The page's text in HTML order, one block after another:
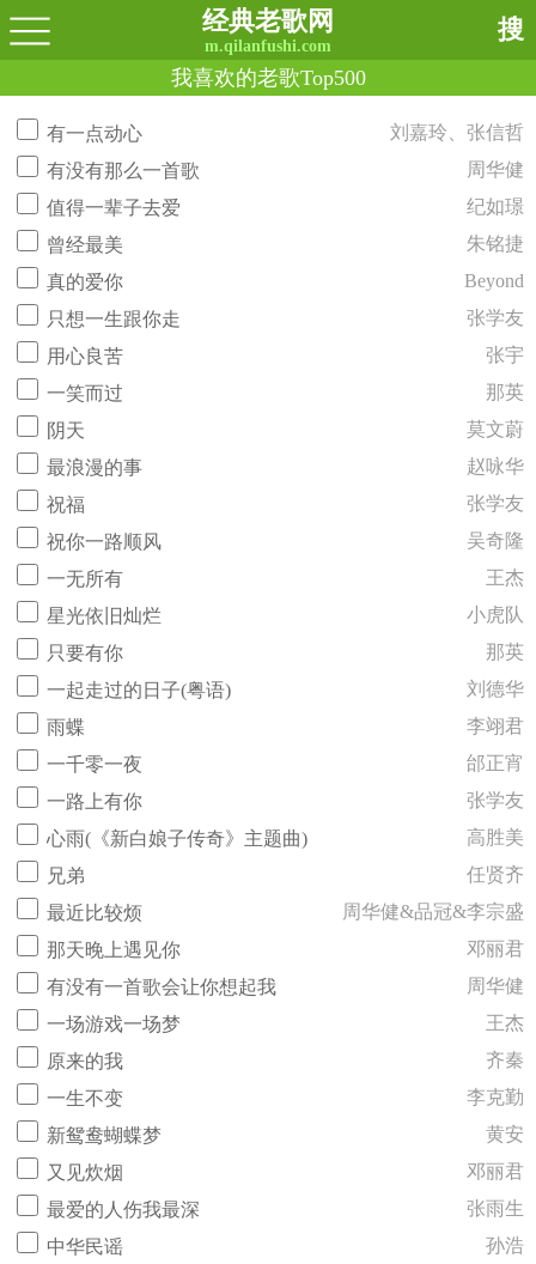
经典老歌网
m.qilanfushi.com
搜
我喜欢的老歌Top500
有一点动心
刘嘉玲、张信哲
有没有那么一首歌
周华健
值得一辈子去爱
纪如璟
曾经最美
朱铭捷
真的爱你
Beyond
只想一生跟你走
张学友
用心良苦
张宇
一笑而过
那英
阴天
莫文蔚
最浪漫的事
赵咏华
祝福
张学友
祝你一路顺风
吴奇隆
一无所有
王杰
星光依旧灿烂
小虎队
只要有你
那英
一起走过的日子(粤语)
刘德华
雨蝶
李翊君
一千零一夜
邰正宵
一路上有你
张学友
心雨(《新白娘子传奇》主题曲)
高胜美
兄弟
任贤齐
最近比较烦
周华健&品冠&李宗盛
那天晚上遇见你
邓丽君
有没有一首歌会让你想起我
周华健
一场游戏一场梦
王杰
原来的我
齐秦
一生不变
李克勤
新鸳鸯蝴蝶梦
黄安
又见炊烟
邓丽君
最爱的人伤我最深
张雨生
中华民谣
孙浩